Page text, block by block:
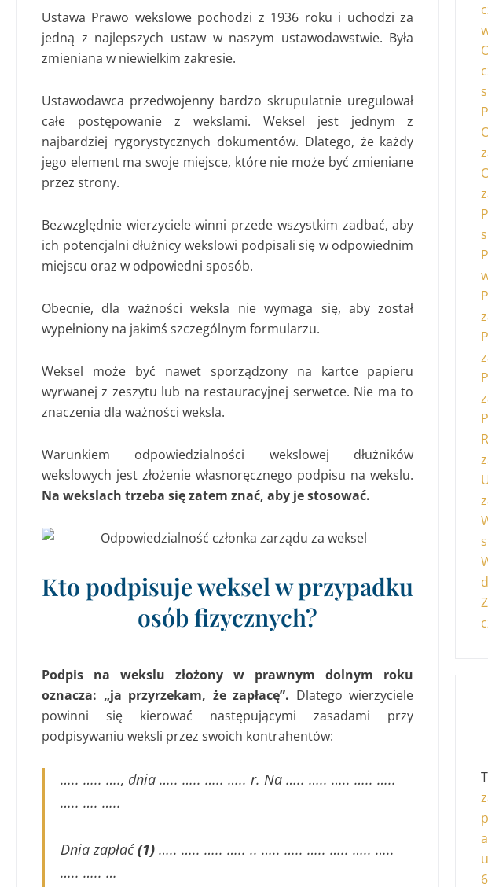
Ustawa Prawo wekslowe pochodzi z 1936 roku i uchodzi za
jedną z najlepszych ustaw w naszym ustawodawstwie. Była
zmieniana w niewielkim zakresie.
Ustawodawca przedwojenny bardzo skrupulatnie uregulował
całe postępowanie z wekslami. Weksel jest jednym z
najbardziej rygorystycznych dokumentów. Dlatego, że każdy
jego element ma swoje miejsce, które nie może być zmieniane
przez strony.
Bezwzględnie wierzyciele winni przede wszystkim zadbać, aby
ich potencjalni dłużnicy wekslowi podpisali się w odpowiednim
miejscu oraz w odpowiedni sposób.
Obecnie, dla ważności weksla nie wymaga się, aby został
wypełniony na jakimś szczególnym formularzu.
Weksel może być nawet sporządzony na kartce papieru
wyrwanej z zeszytu lub na restauracyjnej serwetce. Nie ma to
znaczenia dla ważności weksla.
Warunkiem odpowiedzialności wekslowej dłużników
wekslowych jest złożenie własnoręcznego podpisu na wekslu.
Na wekslach trzeba się zatem znać, aby je stosować.
Kto podpisuje weksel w przypadku
osób fizycznych?
Podpis na wekslu złożony w prawnym dolnym roku
oznacza: „ja przyrzekam, że zapłacę”. Dlatego wierzyciele
powinni się kierować następującymi zasadami przy
podpisywaniu weksli przez swoich kontrahentów:
….. ….. …., dnia ….. ….. ….. ….. r. Na ….. ….. ….. ….. …..
….. …. …..
Dnia zapłać(1) ….. ….. ….. ….. .. ….. ….. ….. ….. ….. …..
….. ….. …